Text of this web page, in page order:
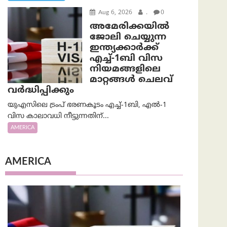
Aug 6, 2026 . 0
അമേരിക്കയില്‍
ജോലി ചെയ്യുന്ന
ഇന്ത്യക്കാർക്ക്
എച്ച്-1ബി വിസ
നിയമങ്ങളിലെ
മാറ്റങ്ങൾ ചെലവ്
വർദ്ധിപ്പിക്കും
യുഎസിലെ ട്രംപ് ഭരണകൂടം എച്ച്-1ബി, എൽ-1
വിസ കാലാവധി നീട്ടുന്നതിന്...
AMERICA
AMERICA